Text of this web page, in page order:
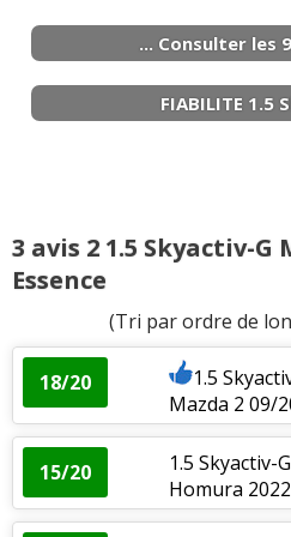
1.5 Skyactiv-
2018, DYN(0)
18/20
1.5 Skyactiv-
rappor(7)
1.5 Skyactiv-
manuelle(0)
18/20
1.5 Skyactiv-
Skyacti(0)
18/20
1.5 Skyactiv-
2 09/20(1)
... Consulter les
FIABILITE 1.5
3 avis 2 1.5 Skyactiv-G
Essence
(Tri par ordre de
18/20
1.5
Mazda 2 09/
15/20
1.5 Skyactiv-
Homura